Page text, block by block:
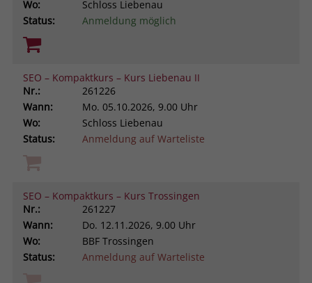
Wo:
Schloss Liebenau
Status:
Anmeldung möglich
SEO – Kompaktkurs – Kurs Liebenau II
Nr.:
261226
Wann:
Mo. 05.10.2026, 9.00 Uhr
Wo:
Schloss Liebenau
Status:
Anmeldung auf Warteliste
SEO – Kompaktkurs – Kurs Trossingen
Nr.:
261227
Wann:
Do. 12.11.2026, 9.00 Uhr
Wo:
BBF Trossingen
Status:
Anmeldung auf Warteliste